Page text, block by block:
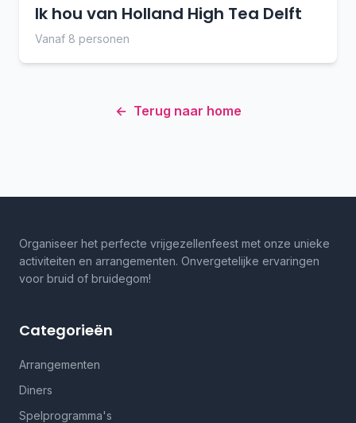
Ik hou van Holland High Tea Delft
Vanaf 8 personen
← Terug naar home
Organiseer het perfecte vrijgezellenfeest met onze unieke
activiteiten en arrangementen. Onvergetelijke ervaringen
voor bruid of bruidegom!
Categorieën
Arrangementen
Diners
Spelprogramma's